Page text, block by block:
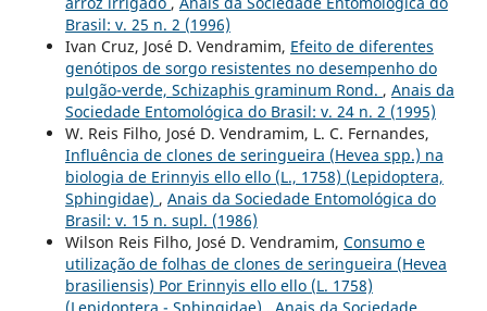
Brasil: v. 25 n. 2 (1996)
Ivan Cruz, José D. Vendramim, Efeito de diferentes
genótipos de sorgo resistentes no desempenho do
pulgão-verde, Schizaphis graminum Rond. , Anais da
Sociedade Entomológica do Brasil: v. 24 n. 2 (1995)
W. Reis Filho, José D. Vendramim, L. C. Fernandes,
Influência de clones de seringueira (Hevea spp.) na
biologia de Erinnyis ello ello (L., 1758) (Lepidoptera,
Sphingidae) , Anais da Sociedade Entomológica do
Brasil: v. 15 n. supl. (1986)
Wilson Reis Filho, José D. Vendramim, Consumo e
utilização de folhas de clones de seringueira (Hevea
brasiliensis) Por Erinnyis ello ello (L. 1758)